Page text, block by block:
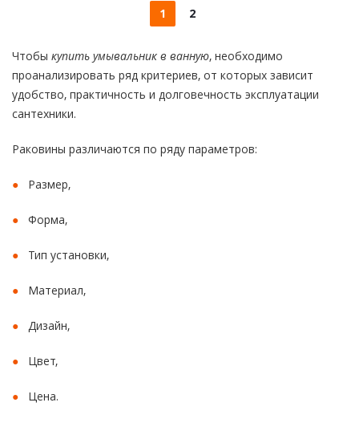
1 2
Чтобы купить умывальник в ванную, необходимо
проанализировать ряд критериев, от которых зависит
удобство, практичность и долговечность эксплуатации
сантехники.
Раковины различаются по ряду параметров:
Размер,
Форма,
Тип установки,
Материал,
Дизайн,
Цвет,
Цена.